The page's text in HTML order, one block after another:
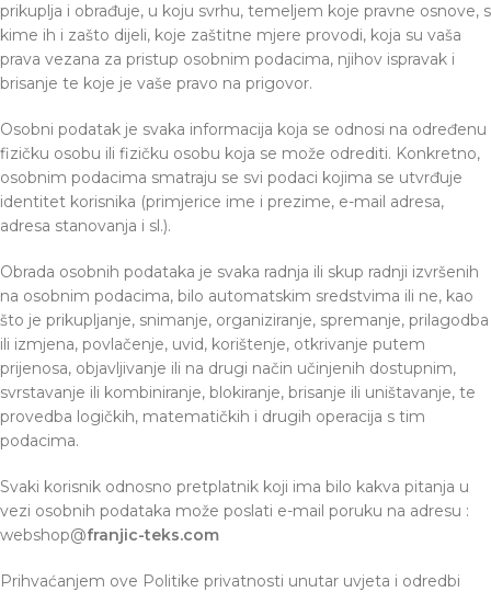
prikuplja i obrađuje, u koju svrhu, temeljem koje pravne osnove, s
kime ih i zašto dijeli, koje zaštitne mjere provodi, koja su vaša
prava vezana za pristup osobnim podacima, njihov ispravak i
brisanje te koje je vaše pravo na prigovor.
Osobni podatak je svaka informacija koja se odnosi na određenu
fizičku osobu ili fizičku osobu koja se može odrediti. Konkretno,
osobnim podacima smatraju se svi podaci kojima se utvrđuje
identitet korisnika (primjerice ime i prezime, e-mail adresa,
adresa stanovanja i sl.).
Obrada osobnih podataka je svaka radnja ili skup radnji izvršenih
na osobnim podacima, bilo automatskim sredstvima ili ne, kao
što je prikupljanje, snimanje, organiziranje, spremanje, prilagodba
ili izmjena, povlačenje, uvid, korištenje, otkrivanje putem
prijenosa, objavljivanje ili na drugi način učinjenih dostupnim,
svrstavanje ili kombiniranje, blokiranje, brisanje ili uništavanje, te
provedba logičkih, matematičkih i drugih operacija s tim
podacima.
Svaki korisnik odnosno pretplatnik koji ima bilo kakva pitanja u
vezi osobnih podataka može poslati e-mail poruku na adresu :
webshop@franjic-teks.com
Prihvaćanjem ove Politike privatnosti unutar uvjeta i odredbi